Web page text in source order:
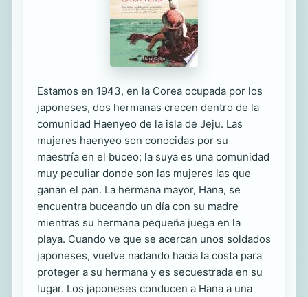
Estamos en 1943, en la Corea ocupada por los
japoneses, dos hermanas crecen dentro de la
comunidad Haenyeo de la isla de Jeju. Las
mujeres haenyeo son conocidas por su
maestría en el buceo; la suya es una comunidad
muy peculiar donde son las mujeres las que
ganan el pan. La hermana mayor, Hana, se
encuentra buceando un día con su madre
mientras su hermana pequeña juega en la
playa. Cuando ve que se acercan unos soldados
japoneses, vuelve nadando hacia la costa para
proteger a su hermana y es secuestrada en su
lugar. Los japoneses conducen a Hana a una